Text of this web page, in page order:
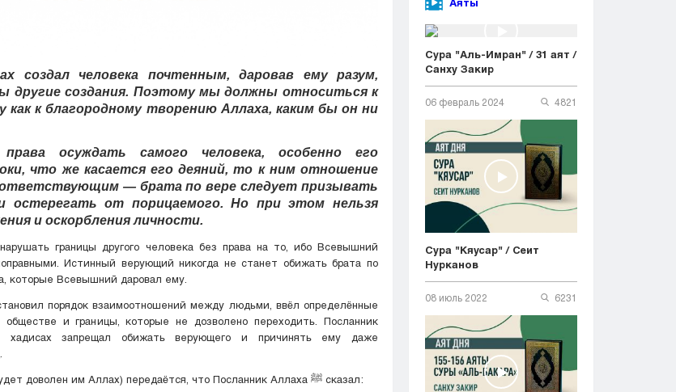
создал человека почтенным, даровав ему разум,
другие создания. Поэтому мы должны относиться к
как к благородному творению Аллаха, каким бы он ни
осуждать самого человека, особенно его
что же касается его деяний, то к ним отношение
— брата по вере следует призывать
остерегать от порицаемого. Но при этом нельзя
и оскорбления личности.
границы другого человека без права на то, ибо Всевышний
Истинный верующий никогда не станет обижать брата по
которые Всевышний даровал ему.
порядок взаимоотношений между людьми, ввёл определённые
обществе и границы, которые не дозволено переходить. Посланник
От Абу Хурайры (да будет доволен им Аллах) передаётся, что Посланник Аллаха ﷺ сказал:
Сура "Аль-Имран" / 31 аят /
Санху Закир
06 февраль 2024 4821
Сура "Кяусар" / Сеит
Нурканов
08 июль 2022 6231